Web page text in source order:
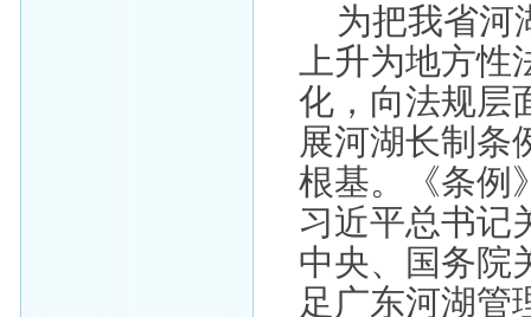
为把我省河
上升为地方
化，向法规层
展河湖长制条
根基。《条例
习近平总书记
中央、国务院
足广东河湖管